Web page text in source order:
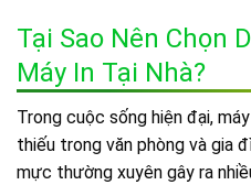
Tại Sao Nên Chọn
Máy In Tại Nhà?
Trong cuộc sống hiện đại,
thiếu trong văn phòng và gia
mực thường xuyên gây ra